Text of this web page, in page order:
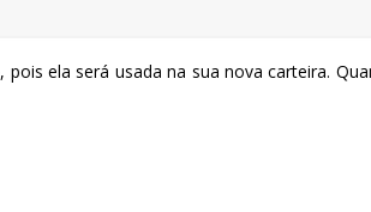
, pois ela será usada na sua nova carteira.